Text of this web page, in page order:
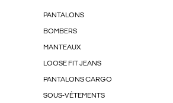
PANTALONS
BOMBERS
MANTEAUX
LOOSE FIT JEANS
PANTALONS CARGO
SOUS-VÊTEMENTS